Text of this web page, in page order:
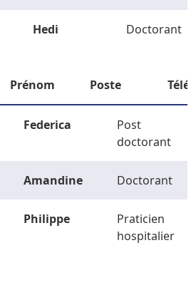
Hedi Doctorant
Prénom Poste
Federica
Post
doctorant
Amandine Doctorant
Philippe
Praticien
hospitalier